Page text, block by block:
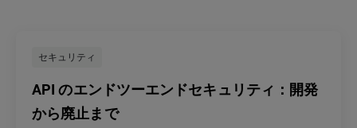
セキュリティ
API のエンドツーエンドセキュリティ：開発
から廃止まで